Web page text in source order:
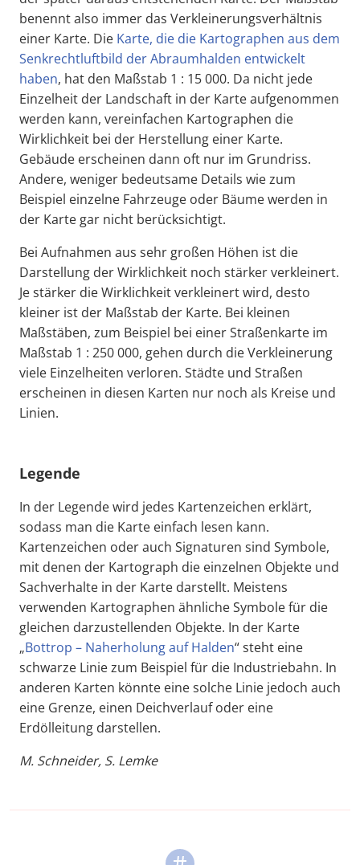
benennt also immer das Verkleinerungsverhältnis
einer Karte. Die Karte, die die Kartographen aus dem
Senkrechtluftbild der Abraumhalden entwickelt
haben, hat den Maßstab 1 : 15 000. Da nicht jede
Einzelheit der Landschaft in der Karte aufgenommen
werden kann, vereinfachen Kartographen die
Wirklichkeit bei der Herstellung einer Karte.
Gebäude erscheinen dann oft nur im Grundriss.
Andere, weniger bedeutsame Details wie zum
Beispiel einzelne Fahrzeuge oder Bäume werden in
der Karte gar nicht berücksichtigt.
Bei Aufnahmen aus sehr großen Höhen ist die
Darstellung der Wirklichkeit noch stärker verkleinert.
Je stärker die Wirklichkeit verkleinert wird, desto
kleiner ist der Maßstab der Karte. Bei kleinen
Maßstäben, zum Beispiel bei einer Straßenkarte im
Maßstab 1 : 250 000, gehen durch die Verkleinerung
viele Einzelheiten verloren. Städte und Straßen
erscheinen in diesen Karten nur noch als Kreise und
Linien.
Legende
In der Legende wird jedes Kartenzeichen erklärt,
sodass man die Karte einfach lesen kann.
Kartenzeichen oder auch Signaturen sind Symbole,
mit denen der Kartograph die einzelnen Objekte und
Sachverhalte in der Karte darstellt. Meistens
verwenden Kartographen ähnliche Symbole für die
gleichen darzustellenden Objekte. In der Karte
„Bottrop – Naherholung auf Halden“ steht eine
schwarze Linie zum Beispiel für die Industriebahn. In
anderen Karten könnte eine solche Linie jedoch auch
eine Grenze, einen Deichverlauf oder eine
Erdölleitung darstellen.
M. Schneider, S. Lemke